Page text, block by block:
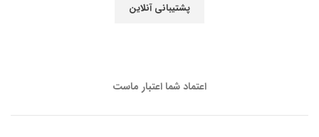
پشتیبانی آنلاین
اعتماد شما اعتبار ماست